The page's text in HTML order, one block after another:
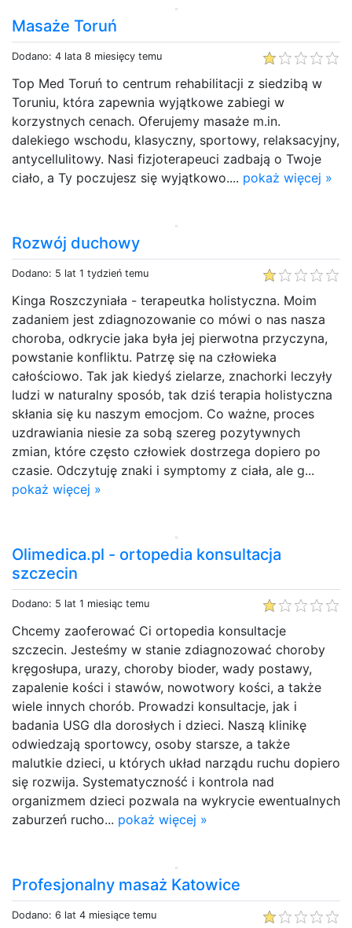
Masaże Toruń
Dodano: 4 lata 8 miesięcy temu
Top Med Toruń to centrum rehabilitacji z siedzibą w
Toruniu, która zapewnia wyjątkowe zabiegi w
korzystnych cenach. Oferujemy masaże m.in.
dalekiego wschodu, klasyczny, sportowy, relaksacyjny,
antycellulitowy. Nasi fizjoterapeuci zadbają o Twoje
ciało, a Ty poczujesz się wyjątkowo.... pokaż więcej »
Rozwój duchowy
Dodano: 5 lat 1 tydzień temu
Kinga Roszczyniała - terapeutka holistyczna. Moim
zadaniem jest zdiagnozowanie co mówi o nas nasza
choroba, odkrycie jaka była jej pierwotna przyczyna,
powstanie konfliktu. Patrzę się na człowieka
całościowo. Tak jak kiedyś zielarze, znachorki leczyły
ludzi w naturalny sposób, tak dziś terapia holistyczna
skłania się ku naszym emocjom. Co ważne, proces
uzdrawiania niesie za sobą szereg pozytywnych
zmian, które często człowiek dostrzega dopiero po
czasie. Odczytuję znaki i symptomy z ciała, ale g...
pokaż więcej »
Olimedica.pl - ortopedia konsultacja
szczecin
Dodano: 5 lat 1 miesiąc temu
Chcemy zaoferować Ci ortopedia konsultacje
szczecin. Jesteśmy w stanie zdiagnozować choroby
kręgosłupa, urazy, choroby bioder, wady postawy,
zapalenie kości i stawów, nowotwory kości, a także
wiele innych chorób. Prowadzi konsultacje, jak i
badania USG dla dorosłych i dzieci. Naszą klinikę
odwiedzają sportowcy, osoby starsze, a także
malutkie dzieci, u których układ narządu ruchu dopiero
się rozwija. Systematyczność i kontrola nad
organizmem dzieci pozwala na wykrycie ewentualnych
zaburzeń rucho... pokaż więcej »
Profesjonalny masaż Katowice
Dodano: 6 lat 4 miesiące temu